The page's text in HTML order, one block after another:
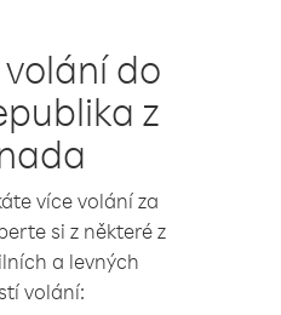
do
z
více volání za
si z některé z
a levných
volání: